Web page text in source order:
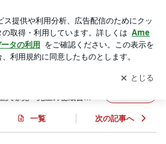
た～！ | 神軍物語:人類が心眼を拓き
類大救世主大塚寛一先生の秘蔵書
った‼️
て ブログの更新通知
を受け取りまし
開く
大塚寛一先生の秘蔵書
一覧 次の記事へ